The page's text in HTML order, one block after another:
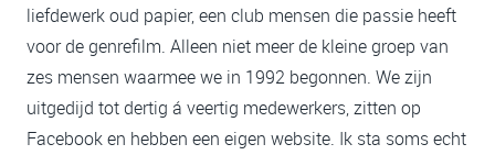
liefdewerk oud papier, een club mensen die passie heeft
voor de genrefilm. Alleen niet meer de kleine groep van
zes mensen waarmee we in 1992 begonnen. We zijn
uitgedijd tot dertig á veertig medewerkers, zitten op
Facebook en hebben een eigen website. Ik sta soms echt